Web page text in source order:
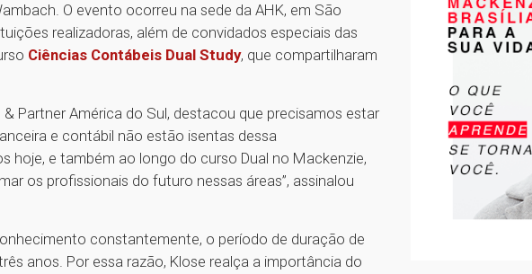
O evento ocorreu na sede da AHK, em São
realizadoras, além de convidados especiais das
Ciências Contábeis Dual Study, que compartilharam
Partner América do Sul, destacou que precisamos estar
e contábil não estão isentas dessa
hoje, e também ao longo do curso Dual no Mackenzie,
os profissionais do futuro nessas áreas”, assinalou
constantemente, o período de duração de
anos. Por essa razão, Klose realça a importância do